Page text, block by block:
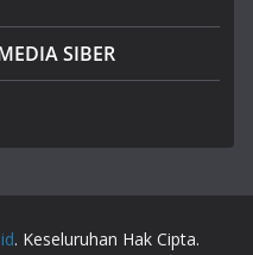
SIBER
. Keseluruhan Hak Cipta.